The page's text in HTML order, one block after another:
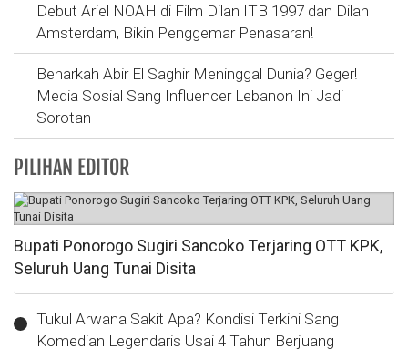
Debut Ariel NOAH di Film Dilan ITB 1997 dan Dilan
Amsterdam, Bikin Penggemar Penasaran!
Benarkah Abir El Saghir Meninggal Dunia? Geger!
Media Sosial Sang Influencer Lebanon Ini Jadi
Sorotan
PILIHAN EDITOR
Bupati Ponorogo Sugiri Sancoko Terjaring OTT KPK,
Seluruh Uang Tunai Disita
Tukul Arwana Sakit Apa? Kondisi Terkini Sang
Komedian Legendaris Usai 4 Tahun Berjuang